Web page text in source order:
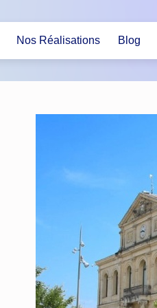
Nos Réalisations Blog